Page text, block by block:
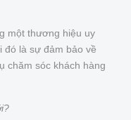
một thương hiệu uy
đó là sự đảm bảo về
chăm sóc khách hàng